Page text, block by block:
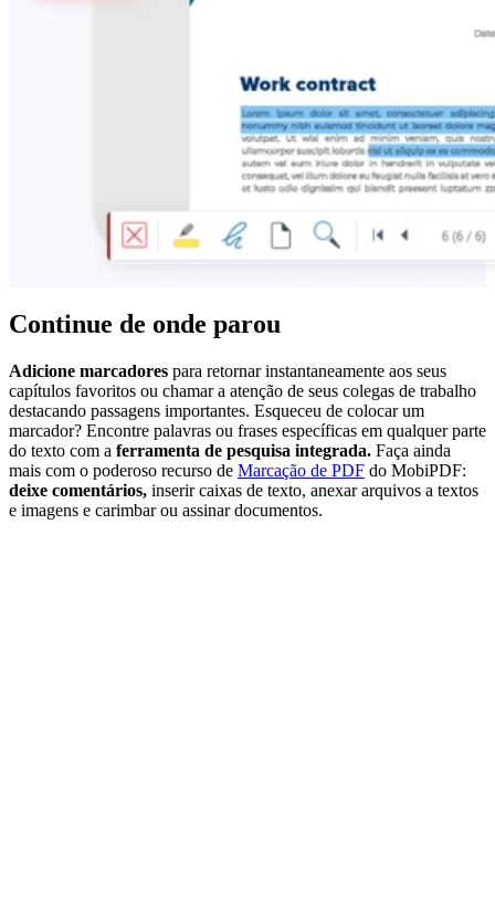
Continue de onde parou
Adicione marcadores para retornar instantaneamente aos seus
capítulos favoritos ou chamar a atenção de seus colegas de trabalho
destacando passagens importantes. Esqueceu de colocar um
marcador? Encontre palavras ou frases específicas em qualquer parte
do texto com a ferramenta de pesquisa integrada. Faça ainda
mais com o poderoso recurso de Marcação de PDF do MobiPDF:
deixe comentários, inserir caixas de texto, anexar arquivos a textos
e imagens e carimbar ou assinar documentos.